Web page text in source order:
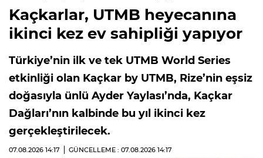
Kaçkarlar, UTMB heyecanına
ikinci kez ev sahipliği yapıyor
Türkiye’nin ilk ve tek UTMB World Series
etkinliği olan Kaçkar by UTMB, Rize’nin eşsiz
doğasıyla ünlü Ayder Yaylası’nda, Kaçkar
Dağları’nın kalbinde bu yıl ikinci kez
gerçekleştirilecek.
07.08.2026 14:17 GÜNCELLEME : 07.08.2026 14:17